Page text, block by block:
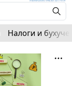
Налоги и